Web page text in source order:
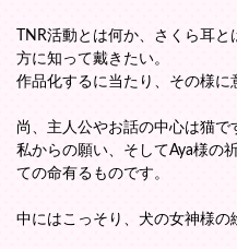
TNR活動とは何か、さくら耳
方に知って戴きたい。
作品化するに当たり、その様に
尚、主人公やお話の中心は猫で
私からの願い、そしてAya様の
ての命有るものです。
中にはこっそり、犬の女神様の